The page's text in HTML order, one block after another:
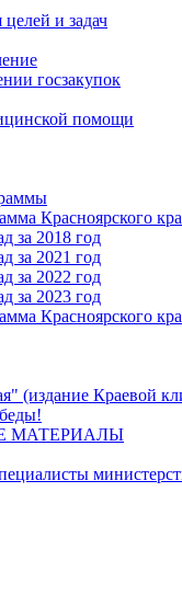
и задач
госзакупок
помощи
Красноярского
за 2018 год
за 2021 год
за 2022 год
за 2023 год
Красноярского
(издание Краевой
МАТЕРИАЛЫ